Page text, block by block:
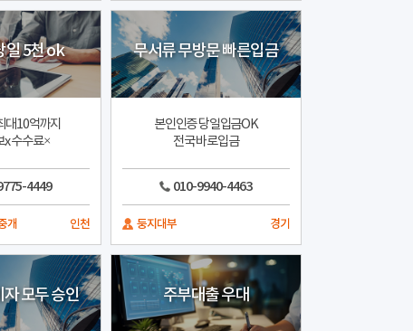
일 5천 ok
대10억까지
x 수수료×
4449
개 인천
무서류 무방문 빠른입금
본인인증 당일입금OK
전국 바로입금
010-9940-4463
둥지대부 경기
모두 승인 주부대출 우대